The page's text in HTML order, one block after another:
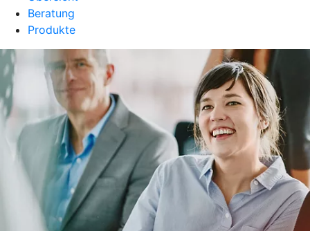
Beratung
Produkte